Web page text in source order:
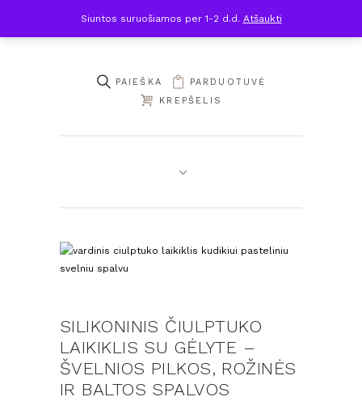
PARDUOTUVĖ
KREPŠELIS
SILIKONINIS ČIULPTUKO
LAIKIKLIS SU GĖLYTE –
ŠVELNIOS PILKOS, ROŽINĖS
IR BALTOS SPALVOS
Siuntos suruošiamos per 1-2 d.d. Atšaukti